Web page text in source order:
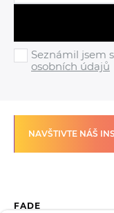
Seznámil jsem
osobních údajů
NAVŠTIVTE NÁŠ
FADE